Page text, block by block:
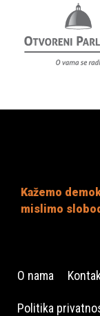
Kažemo
mislimo
O nama
Politika